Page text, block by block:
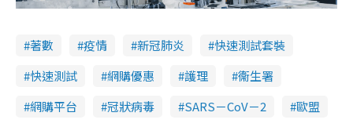
著數 疫情 新冠肺炎
快速測試套裝
快速測試
網購優惠 護理
衞生署
網購平台
冠狀病毒 SARS－CoV－2 歐盟